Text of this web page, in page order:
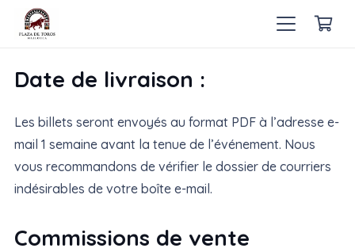
Date de livraison :
Les billets seront envoyés au format PDF à l’adresse e-
mail 1 semaine avant la tenue de l’événement. Nous
vous recommandons de vérifier le dossier de courriers
indésirables de votre boîte e-mail.
Commissions de vente